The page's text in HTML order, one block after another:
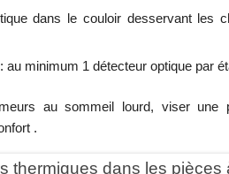
dans le couloir desservant les
minimum 1 détecteur optique par
au sommeil lourd, viser une
.
thermiques dans les pièces